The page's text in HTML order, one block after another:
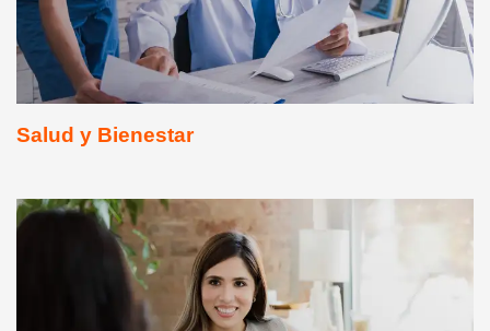
Salud y Bienestar